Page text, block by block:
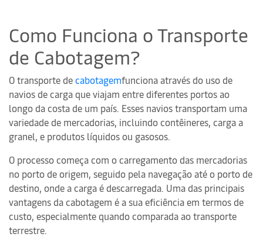
Como Funciona o Transporte
de Cabotagem?
O transporte decabotagemfunciona através do uso de
navios de carga que viajam entre diferentes portos ao
longo da costa de um país. Esses navios transportam uma
variedade de mercadorias, incluindo contêineres, carga a
granel, e produtos líquidos ou gasosos.
O processo começa com o carregamento das mercadorias
no porto de origem, seguido pela navegação até o porto de
destino, onde a carga é descarregada. Uma das principais
vantagens da cabotagem é a sua eficiência em termos de
custo, especialmente quando comparada ao transporte
terrestre.